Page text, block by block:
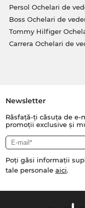
Persol Ochelari de
Boss Ochelari de
Tommy Hilfiger
Carrera Ochelari de
Newsletter
Răsfață-ți căsuța de e-
promoții exclusive și
Poți găsi informații
tale personale aici.